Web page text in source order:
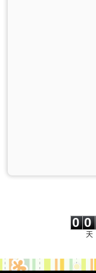
0 0
天